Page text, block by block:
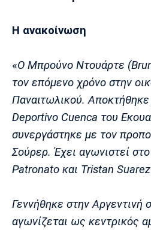
Πολιτισμός
Τραγούδια
Cine Spot
Running
Media
Παρασκήνιο
Πρόγραμμα TV
Μπαρτσελόνα
Ρεάλ
Μαδρίτης
Μάντσεστερ
Γιουνάιτεντ
Τσέλσι
Η ανακοίνωση
«Ο Μπρούνο Ντουάρτε
τον επόμενο χρόνο στην
Παναιτωλικού.
Deportivo Cuenca του
συνεργάστηκε με τον
Σούρερ. Έχει αγωνιστεί
Patronato και Tristan
Γεννήθηκε στην Αργεντινή
αγωνίζεται ως κεντρικός